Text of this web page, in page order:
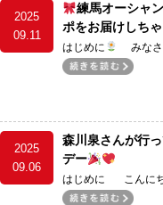
2025
09.11
練馬オーシャ
ポをお届けしちゃ
はじめに みなさ
2025
09.06
森川泉さんが行
デー
はじめに こんにち